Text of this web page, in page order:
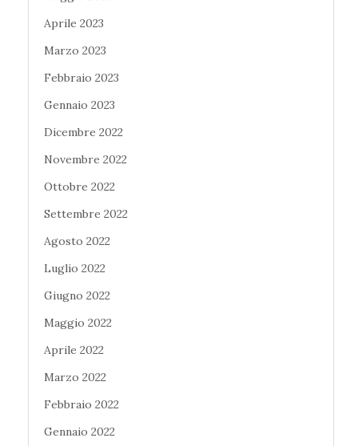
Aprile 2023
Marzo 2023
Febbraio 2023
Gennaio 2023
Dicembre 2022
Novembre 2022
Ottobre 2022
Settembre 2022
Agosto 2022
Luglio 2022
Giugno 2022
Maggio 2022
Aprile 2022
Marzo 2022
Febbraio 2022
Gennaio 2022